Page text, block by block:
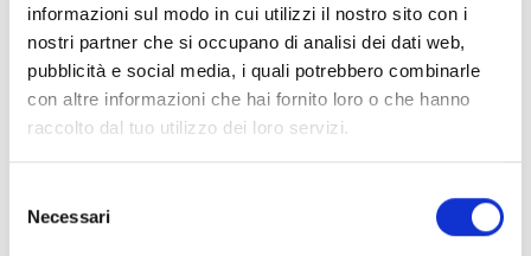
informazioni sul modo in cui utilizzi il nostro sito con i
nostri partner che si occupano di analisi dei dati web,
pubblicità e social media, i quali potrebbero combinarle
con altre informazioni che hai fornito loro o che hanno
raccolto dal tuo utilizzo dei loro servizi.
delNecessari
The product with MPN6706340788844 and code F87110leather
inbrownis abeltsdesigned bySalvatore Ferragamo. It has
features likefront logo, double face, with the possibility of
shortening to the desired size .
Shipping and returns
Free shipping for orders over
Customs taxes and duties are INCLUDED in the price in UK